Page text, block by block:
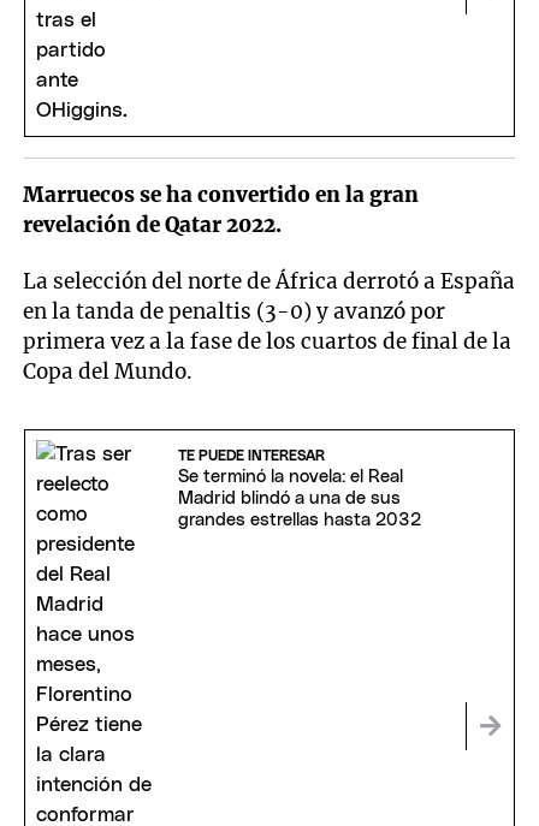
Marruecos se ha convertido en la gran
revelación de Qatar 2022.
La selección del norte de África derrotó a España
en la tanda de penaltis (3-0) y avanzó por
primera vez a la fase de los cuartos de final de la
Copa del Mundo.
TE PUEDE INTERESAR
Se terminó la novela: el Real
Madrid blindó a una de sus
grandes estrellas hasta 2032